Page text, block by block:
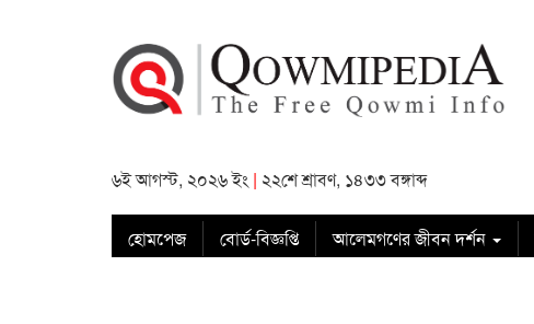
৬ই আগস্ট, ২০২৬ ইং | ২২শে শ্রাবণ, ১৪৩৩ বঙ্গাব্দ
হোমপেজ বোর্ড-বিজ্ঞপ্তি আলেমগণের জীবন দর্শন